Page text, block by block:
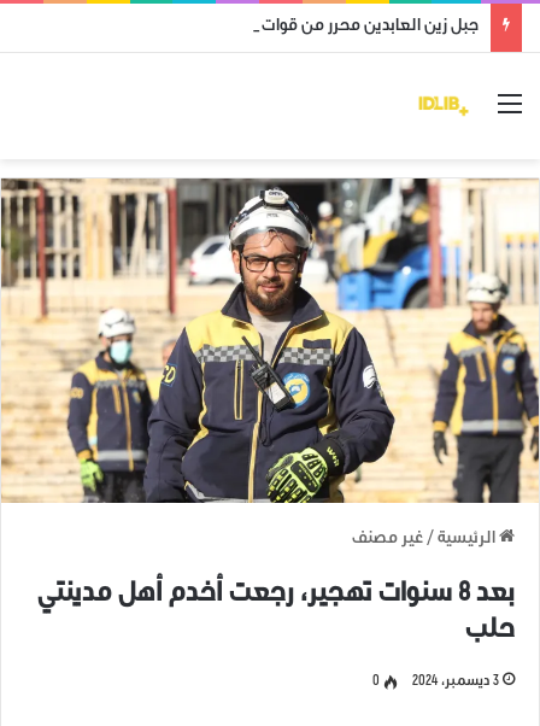
جبل زين العابدين محرر من قوات النظام وميليشياته
القائمة
الرئيسية / غير مصنف
بعد 8 سنوات تهجير، رجعت أخدم أهل مدينتي
حلب
3 ديسمبر، 2024 0